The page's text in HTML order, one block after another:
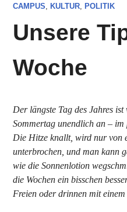
CAMPUS ,KULTUR ,POLITIK
Unsere
Woche
Der längste Tag des Jahres
Sommertag unendlich an –
Die Hitze knallt, wird nur von
unterbrochen, und man kann
wie die Sonnenlotion
die Wochen ein bisschen
Freien oder drinnen mit